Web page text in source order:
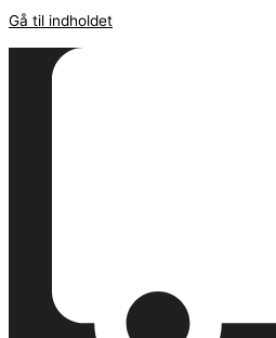
Gå til indholdet